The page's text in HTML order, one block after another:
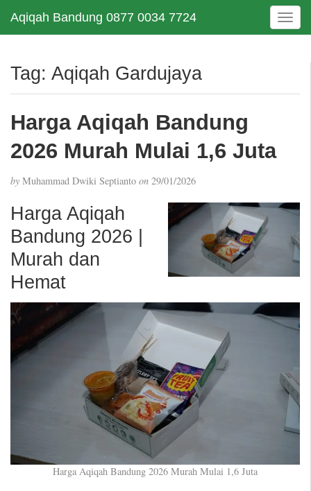
Aqiqah Bandung 0877 0034 7724
T
o
e
t
Tag: Aqiqah Gardujaya
Harga Aqiqah Bandung
2026 Murah Mulai 1,6 Juta
by Muhammad Dwiki Septianto on 29/01/2026
Harga Aqiqah
Bandung 2026 |
Murah dan
Hemat
Harga Aqiqah Bandung 2026 Murah Mulai 1,6 Juta